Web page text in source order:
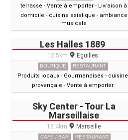
terrasse -Vente à emporter - Livraison à
domicile - cuisine asiatique - ambiance
musicale
Les Halles 1889
12.5km Eguilles
BOUTIQUE RESTAURANT
Produits locaux - Gourmandises - cuisine
provençale - Vente à emporter
Sky Center - Tour La
Marseillaise
13.4km Marseille
CAFÉ / BAR RESTAURANT